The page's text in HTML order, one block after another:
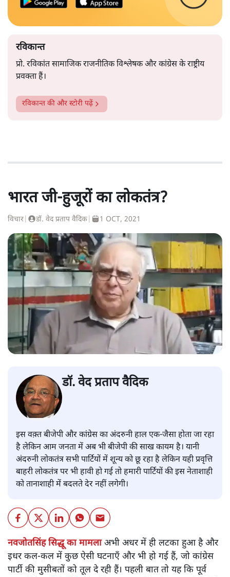
रविकान्त
प्रो. रविकांत सामाजिक राजनीतिक विश्लेषक और कांग्रेस के राष्ट्रीय
प्रवक्ता हैं।
रविकान्त की और स्टोरी पढ़ें
भारत जी-हुजूरों का लोकतंत्र?
विचार डॉ. वेद प्रताप वैदिक 1 OCT, 2021
डॉ. वेद प्रताप वैदिक
इस वक़्त बीजेपी और कांग्रेस का अंदरुनी हाल एक-जैसा होता जा रहा
है लेकिन आम जनता में अब भी बीजेपी की साख कायम है। यानी
अंदरुनी लोकतंत्र सभी पार्टियों में शून्य को छू रहा है लेकिन यही प्रवृत्ति
बाहरी लोकतंत्र पर भी हावी हो गई तो हमारी पार्टियों की इस नेताशाही
को तानाशाही में बदलते देर नहीं लगेगी।
नवजोतसिंह सिद्धू का मामलाअभी अधर में ही लटका हुआ है और
इधर कल-कल में कुछ ऐसी घटनाएँ और भी हो गई हैं, जो कांग्रेस
पार्टी की मुसीबतों को तूल दे रही हैं। पहली बात तो यह कि पूर्व